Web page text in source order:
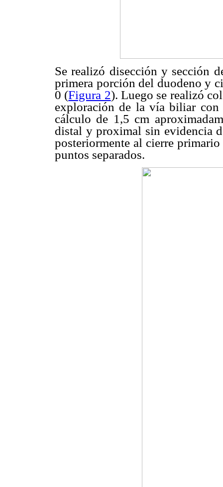
Se realizó disección y sección
primera porción del duodeno y
0 (Figura 2). Luego se realizó
exploración de la vía biliar con
cálculo de 1,5 cm
distal y proximal sin evidencia
posteriormente al cierre
puntos separados.